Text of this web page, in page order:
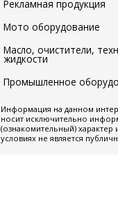
Рекламная продукция
Мото оборудование
Масло, очистители,
жидкости
Промышленное
Информация на данном
носит исключительно
(ознакомительный) характер
условиях не является